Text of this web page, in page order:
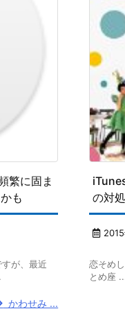
繁に固ま
も
が、最近
かわせみ ...
の対
恋そめ
とめ座